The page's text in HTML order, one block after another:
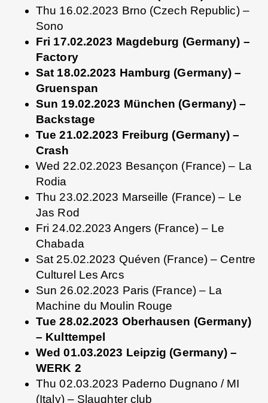
Thu 16.02.2023 Brno (Czech Republic) –
Sono
Fri 17.02.2023 Magdeburg (Germany) –
Factory
Sat 18.02.2023 Hamburg (Germany) –
Gruenspan
Sun 19.02.2023 München (Germany) –
Backstage
Tue 21.02.2023 Freiburg (Germany) –
Crash
Wed 22.02.2023 Besançon (France) – La
Rodia
Thu 23.02.2023 Marseille (France) – Le
Jas Rod
Fri 24.02.2023 Angers (France) – Le
Chabada
Sat 25.02.2023 Quéven (France) – Centre
Culturel Les Arcs
Sun 26.02.2023 Paris (France) – La
Machine du Moulin Rouge
Tue 28.02.2023 Oberhausen (Germany)
– Kulttempel
Wed 01.03.2023 Leipzig (Germany) –
WERK 2
Thu 02.03.2023 Paderno Dugnano / MI
(Italy) – Slaughter club